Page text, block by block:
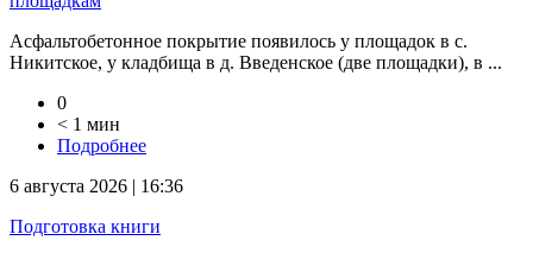
Асфальтобетонное покрытие появилось у площадок в с.
Никитское, у кладбища в д. Введенское (две площадки), в ...
0
< 1 мин
Подробнее
6 августа 2026 | 16:36
Подготовка книги